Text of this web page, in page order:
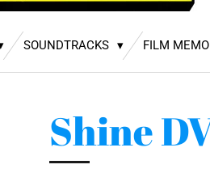
SOUNDTRACKS FILM
Shine